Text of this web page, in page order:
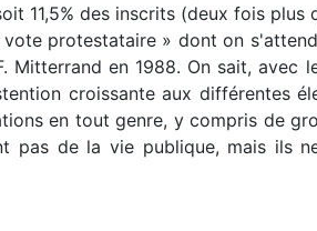
11,5% des inscrits (deux fois plus
protestataire » dont on
en 1988. On sait, avec
croissante aux différentes
en tout genre, y compris de
pas de la vie publique, mais ils